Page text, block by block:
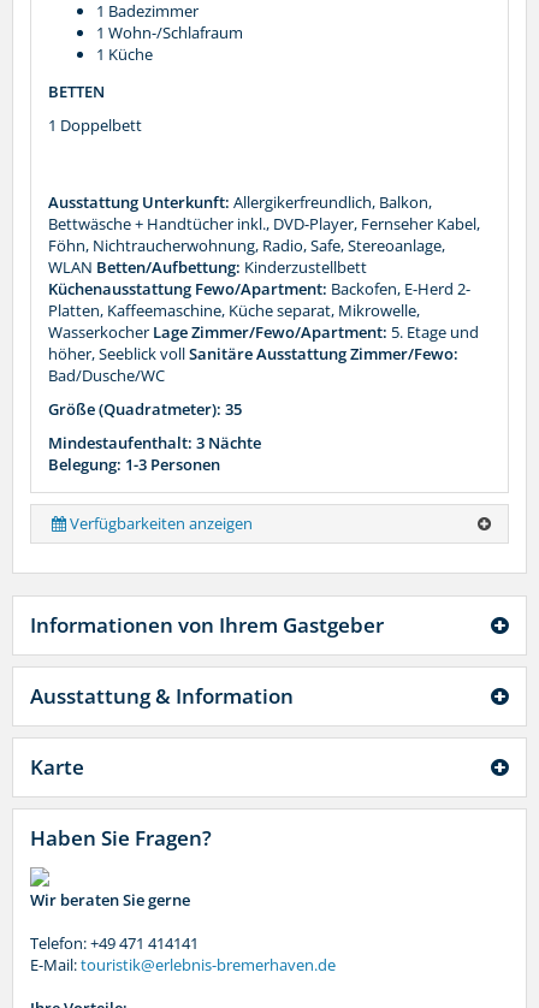
1 Badezimmer
1 Wohn-/Schlafraum
1 Küche
BETTEN
1 Doppelbett
Ausstattung Unterkunft: Allergikerfreundlich, Balkon,
Bettwäsche + Handtücher inkl., DVD-Player, Fernseher Kabel,
Föhn, Nichtraucherwohnung, Radio, Safe, Stereoanlage,
WLAN Betten/Aufbettung: Kinderzustellbett
Küchenausstattung Fewo/Apartment: Backofen, E-Herd 2-
Platten, Kaffeemaschine, Küche separat, Mikrowelle,
Wasserkocher Lage Zimmer/Fewo/Apartment: 5. Etage und
höher, Seeblick vollSanitäre Ausstattung Zimmer/Fewo:
Bad/Dusche/WC
Größe (Quadratmeter): 35
Mindestaufenthalt: 3 Nächte
Belegung: 1-3 Personen
Verfügbarkeiten anzeigen
Informationen von Ihrem Gastgeber
Ausstattung & Information
Karte
Haben Sie Fragen?
Wir beraten Sie gerne
Telefon: +49 471 414141
E-Mail:touristik@erlebnis-bremerhaven.de